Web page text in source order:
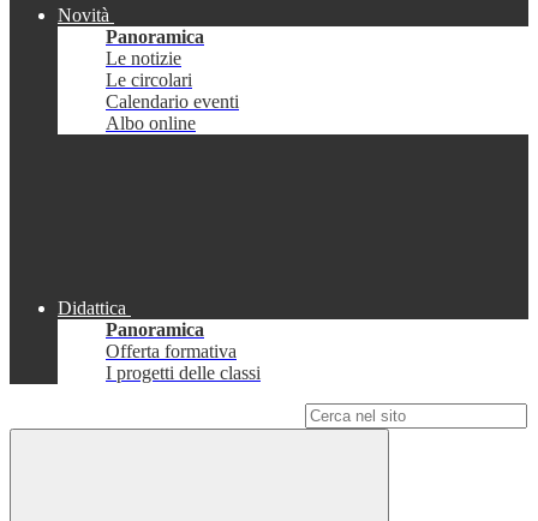
Novità
Panoramica
Le notizie
Le circolari
Calendario eventi
Albo online
Didattica
Panoramica
Offerta formativa
I progetti delle classi